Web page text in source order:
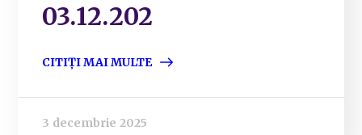
03.12.202
CITIȚI MAI MULTE
3 decembrie 2025